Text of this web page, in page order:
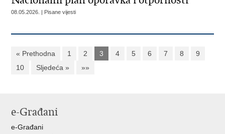
08.05.2026. | Pisane vijesti
« Prethodna 1 2 3 4 5 6 7 8
9
10
Sljedeća » »»
e-Građani
e-Građani